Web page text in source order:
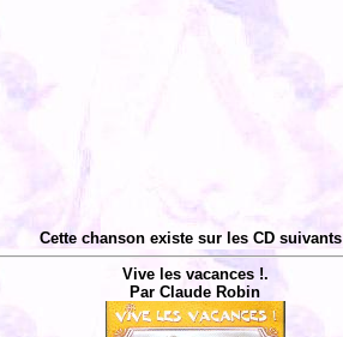
Cette chanson existe sur les CD
Vive les vacances !.
Par Claude Robin